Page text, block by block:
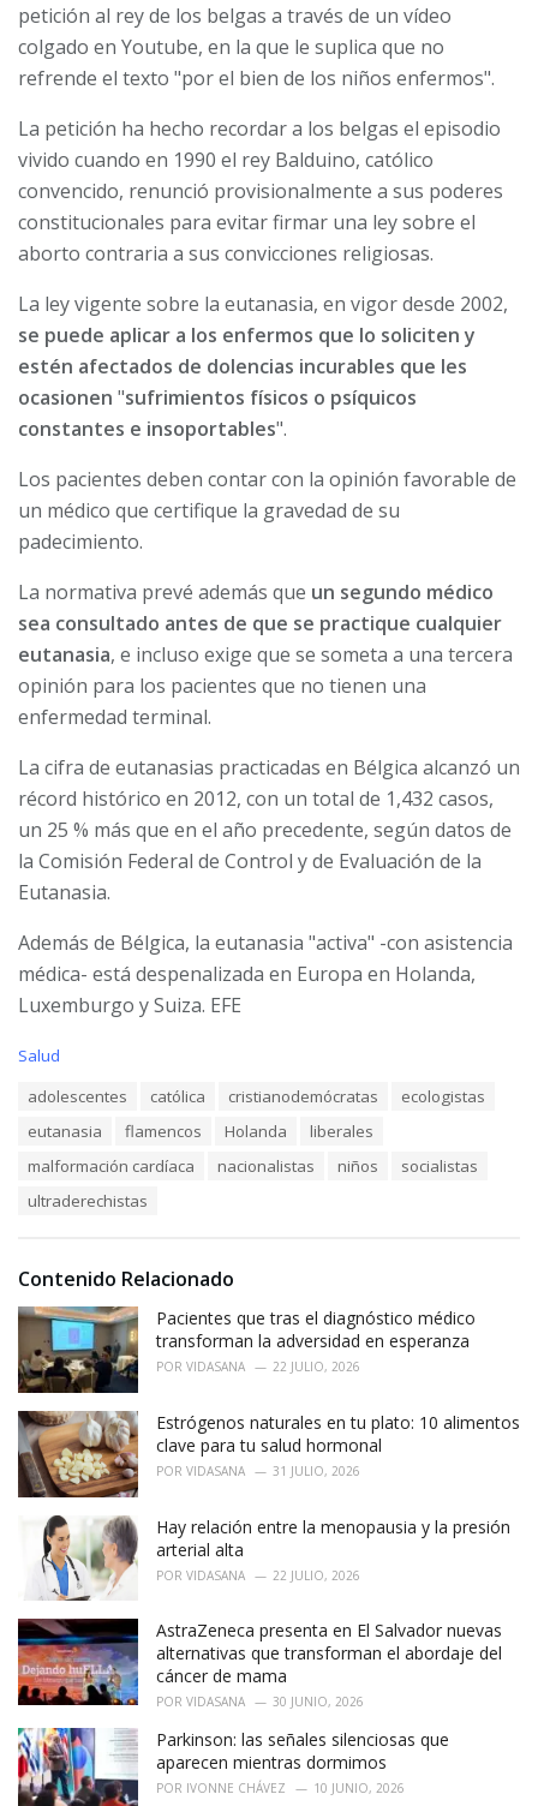
petición al rey de los belgas a través de un vídeo
colgado en Youtube, en la que le suplica que no
refrende el texto "por el bien de los niños enfermos".
La petición ha hecho recordar a los belgas el episodio
vivido cuando en 1990 el rey Balduino, católico
convencido, renunció provisionalmente a sus poderes
constitucionales para evitar firmar una ley sobre el
aborto contraria a sus convicciones religiosas.
La ley vigente sobre la eutanasia, en vigor desde 2002,
se puede aplicar a los enfermos que lo soliciten y
estén afectados de dolencias incurables que les
ocasionen "sufrimientos físicos o psíquicos
constantes e insoportables".
Los pacientes deben contar con la opinión favorable de
un médico que certifique la gravedad de su
padecimiento.
La normativa prevé además que un segundo médico
sea consultado antes de que se practique cualquier
eutanasia, e incluso exige que se someta a una tercera
opinión para los pacientes que no tienen una
enfermedad terminal.
La cifra de eutanasias practicadas en Bélgica alcanzó un
récord histórico en 2012, con un total de 1,432 casos,
un 25 % más que en el año precedente, según datos de
la Comisión Federal de Control y de Evaluación de la
Eutanasia.
Además de Bélgica, la eutanasia "activa" -con asistencia
médica- está despenalizada en Europa en Holanda,
Luxemburgo y Suiza. EFE
C
:
Salud
adolescentes católica cristianodemócratas
ecologistas
eutanasia
flamencos Holanda
liberales
malformación cardíaca
nacionalistas niños
socialistas
ultraderechistas
Contenido Relacionado
Pacientes que tras el diagnóstico médico
transforman la adversidad en esperanza
POR VIDASANA 22 JULIO, 2026
Estrógenos naturales en tu plato: 10 alimentos
clave para tu salud hormonal
POR VIDASANA 31 JULIO, 2026
Hay relación entre la menopausia y la presión
arterial alta
POR VIDASANA 22 JULIO, 2026
AstraZeneca presenta en El Salvador nuevas
alternativas que transforman el abordaje del
cáncer de mama
POR VIDASANA 30 JUNIO, 2026
Parkinson: las señales silenciosas que
aparecen mientras dormimos
POR IVONNE CHÁVEZ 10 JUNIO, 2026